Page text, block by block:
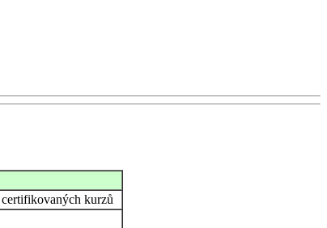
certifikovaných kurzů